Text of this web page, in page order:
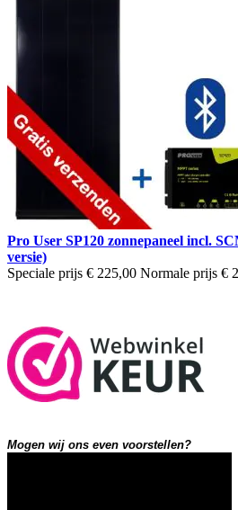
Pro User SP120 zonnepaneel incl.
versie)
Speciale prijs € 225,00 Normale prijs €
Mogen wij ons even voorstellen?